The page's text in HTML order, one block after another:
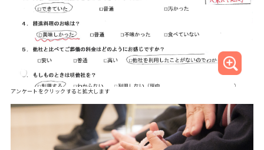
アンケートをクリックすると拡大します